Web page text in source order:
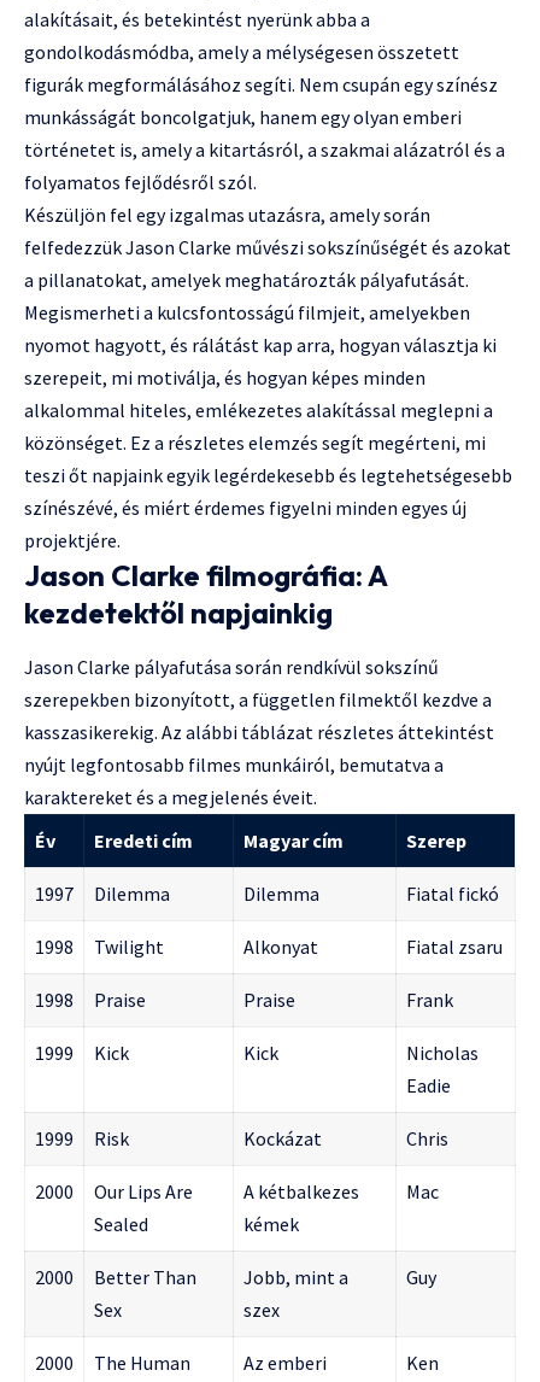
alakításait, és betekintést nyerünk abba a
gondolkodásmódba, amely a mélységesen összetett
figurák megformálásához segíti. Nem csupán egy színész
munkásságát boncolgatjuk, hanem egy olyan emberi
történetet is, amely a kitartásról, a szakmai alázatról és a
folyamatos fejlődésről szól.
Készüljön fel egy izgalmas utazásra, amely során
felfedezzük Jason Clarke művészi sokszínűségét és azokat
a pillanatokat, amelyek meghatározták pályafutását.
Megismerheti a kulcsfontosságú filmjeit, amelyekben
nyomot hagyott, és rálátást kap arra, hogyan választja ki
szerepeit, mi motiválja, és hogyan képes minden
alkalommal hiteles, emlékezetes alakítással meglepni a
közönséget. Ez a részletes elemzés segít megérteni, mi
teszi őt napjaink egyik legérdekesebb és legtehetségesebb
színészévé, és miért érdemes figyelni minden egyes új
projektjére.
Jason Clarke filmográfia: A
kezdetektől napjainkig
Jason Clarke pályafutása során rendkívül sokszínű
szerepekben bizonyított, a független filmektől kezdve a
kasszasikerekig. Az alábbi táblázat részletes áttekintést
nyújt legfontosabb filmes munkáiról, bemutatva a
karaktereket és a megjelenés éveit.
Év
Eredeti cím Magyar cím Szerep
1997 Dilemma Dilemma Fiatal fickó
1998 Twilight Alkonyat Fiatal zsaru
1998 Praise Praise Frank
1999 Kick Kick
Nicholas
Eadie
1999 Risk Kockázat Chris
2000
Our Lips Are
Sealed
A kétbalkezes
kémek
Mac
2000
Better Than
Sex
Jobb, mint a
szex
Guy
2000
The Human
Az emberi
Ken